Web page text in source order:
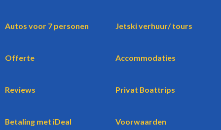
Autos voor 7 personen Jetski verhuur/ tours
Offerte Accommodaties
Reviews Privat Boattrips
Betaling met iDeal Voorwaarden